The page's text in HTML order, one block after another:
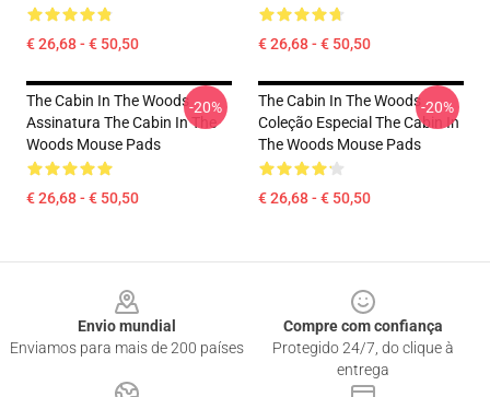
€ 26,68 - € 50,50 € 26,68 - € 50,50
The Cabin In The Woods
Assinatura The Cabin In The
Woods Mouse Pads
€ 26,68 - € 50,50
-20%
The Cabin In The Woods
Coleção Especial The Cabin In
The Woods Mouse Pads
€ 26,68 - € 50,50
-20%
Envio mundial
Enviamos para mais de 200 países
Compre com confiança
Protegido 24/7, do clique à
entrega